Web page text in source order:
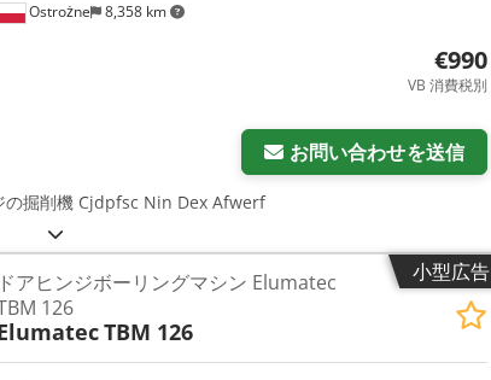
Ostrożne 8,358 km
€990
VB 消費税別
お問い合わせを送信
の掘削機 Cjdpfsc Nin Dex Afwerf
小型広告
ドアヒンジボーリングマシン Elumatec
126
TBM 126